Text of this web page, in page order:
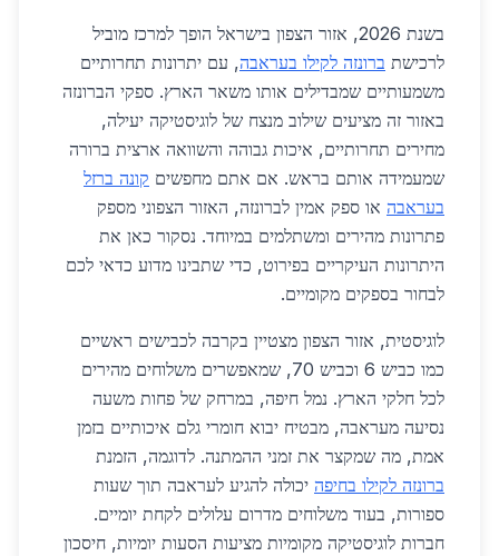
בשנת 2026, אזור הצפון בישראל הופך למרכז מוביל
לרכישת ברונזה לקילו בעראבה, עם יתרונות תחרותיים
משמעותיים שמבדילים אותו משאר הארץ. ספקי הברונזה
באזור זה מציעים שילוב מנצח של לוגיסטיקה יעילה,
מחירים תחרותיים, איכות גבוהה והשוואה ארצית ברורה
שמעמידה אותם בראש. אם אתם מחפשים קונה ברזל
בעראבה או ספק אמין לברונזה, האזור הצפוני מספק
פתרונות מהירים ומשתלמים במיוחד. נסקור כאן את
היתרונות העיקריים בפירוט, כדי שתבינו מדוע כדאי לכם
לבחור בספקים מקומיים.
לוגיסטית, אזור הצפון מצטיין בקרבה לכבישים ראשיים
כמו כביש 6 וכביש 70, שמאפשרים משלוחים מהירים
לכל חלקי הארץ. נמל חיפה, במרחק של פחות משעה
נסיעה מעראבה, מבטיח יבוא חומרי גלם איכותיים בזמן
אמת, מה שמקצר את זמני ההמתנה. לדוגמה, הזמנת
ברונזה לקילו בחיפה יכולה להגיע לעראבה תוך שעות
ספורות, בעוד משלוחים מדרום עלולים לקחת יומיים.
חברות לוגיסטיקה מקומיות מציעות הסעות יומיות, חיסכון